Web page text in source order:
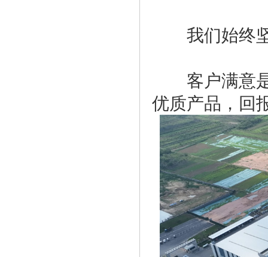
我们始终坚
客户满意是
优质产品，回